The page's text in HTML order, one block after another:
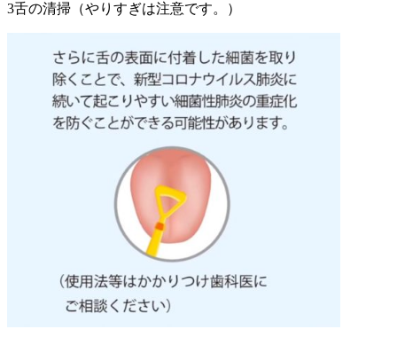
3舌の清掃（やりすぎは注意です。）